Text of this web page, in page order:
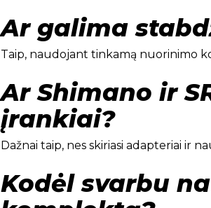
Ar galima
Taip, naudojant tinkamą nuorinimo
Ar Shimano ir
įrankiai?
Dažnai taip, nes skiriasi adapteriai ir
Kodėl svarbu